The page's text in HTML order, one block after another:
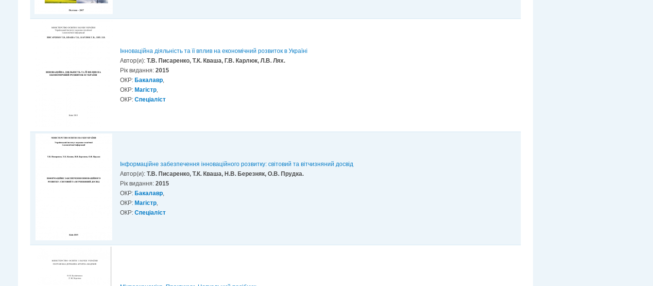
Інноваційна діяльність та її вплив на економічний розвиток в Україні
Автор(и):Т.В. Писаренко, Т.К. Кваша, Г.В. Карлюк, Л.В. Лях.
Рік видання:2015
ОКР: Бакалавр,
ОКР: Магістр,
ОКР:Спеціаліст
Інформаційне забезпечення інноваційного розвитку: світовий та вітчизняний досвід
Автор(и):Т.В. Писаренко, Т.К. Кваша, Н.В. Березняк, О.В. Прудка.
Рік видання:2015
ОКР: Бакалавр,
ОКР: Магістр,
ОКР:Спеціаліст